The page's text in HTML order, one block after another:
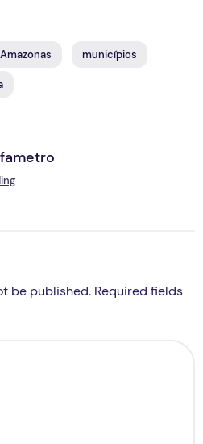
municípios
be published. Required fields